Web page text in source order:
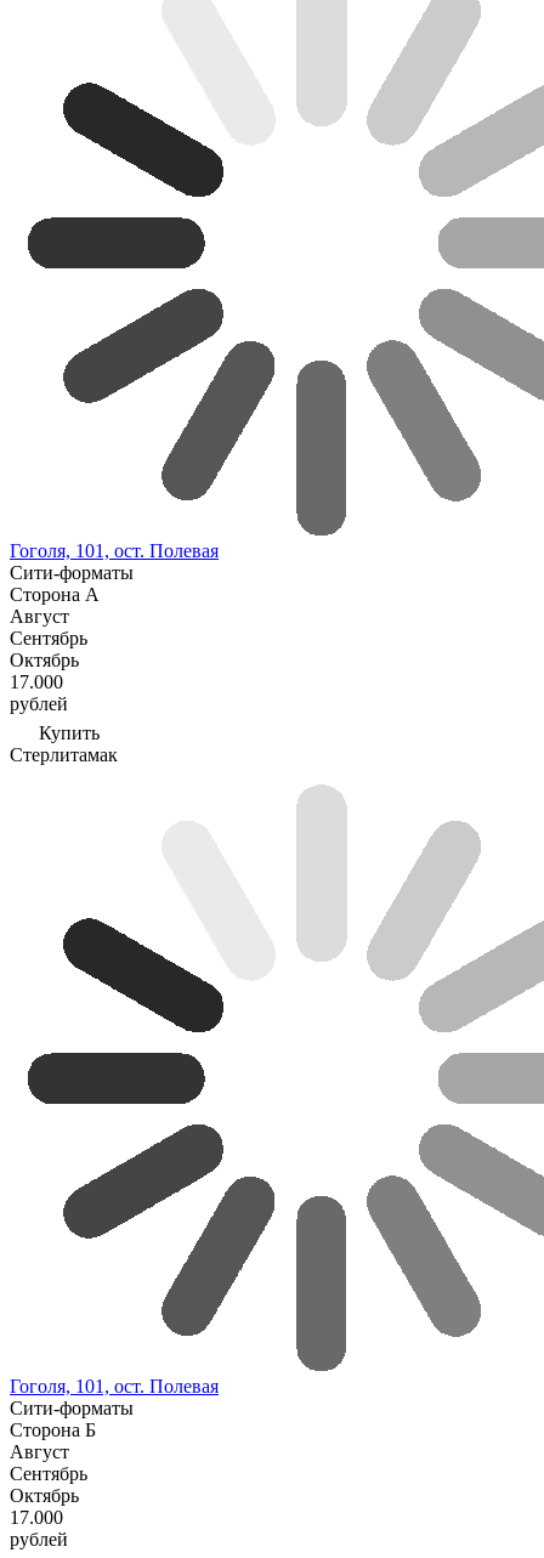
Гоголя, 101, ост. Полевая
Сити-форматы
Сторона А
Август
Сентябрь
Октябрь
17.000
рублей
Купить
Стерлитамак
Гоголя, 101, ост. Полевая
Сити-форматы
Сторона Б
Август
Сентябрь
Октябрь
17.000
рублей